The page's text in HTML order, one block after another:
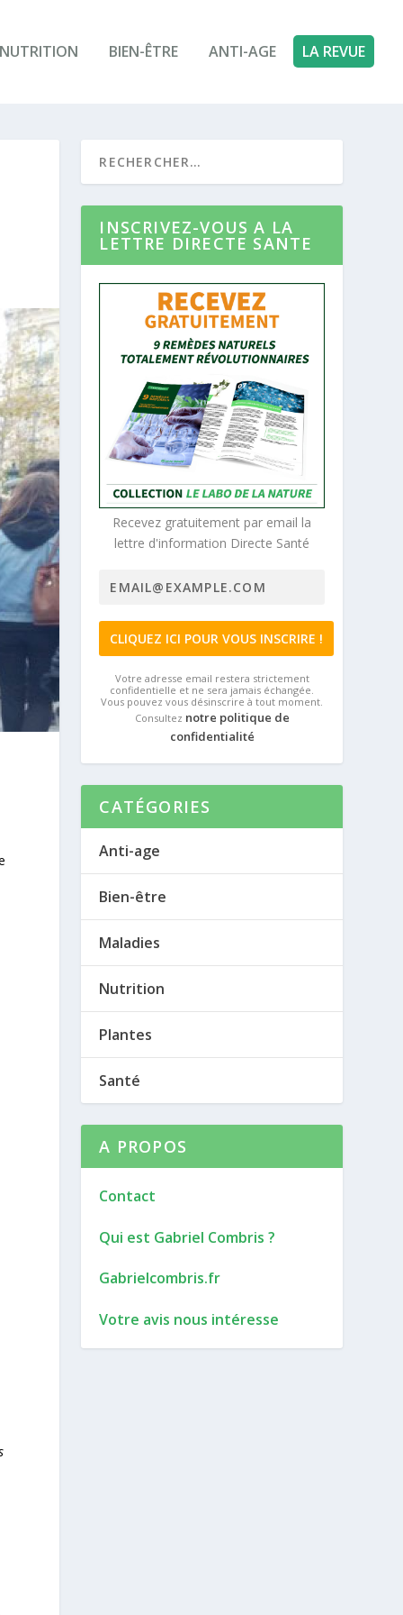
NUTRITION BIEN-ÊTRE ANTI-AGE LA REVUE
INSCRIVEZ-VOUS A LA
LETTRE DIRECTE SANTE
Recevez gratuitement par email la
lettre d'information Directe Santé
Votre adresse email restera strictement
confidentielle et ne sera jamais échangée.
Vous pouvez vous désinscrire à tout moment.
Consultez notre politique de
confidentialité
CATÉGORIES
Anti-age
Bien-être
Maladies
Nutrition
Plantes
Santé
A PROPOS
Contact
Qui est Gabriel Combris ?
Gabrielcombris.fr
Votre avis nous intéresse